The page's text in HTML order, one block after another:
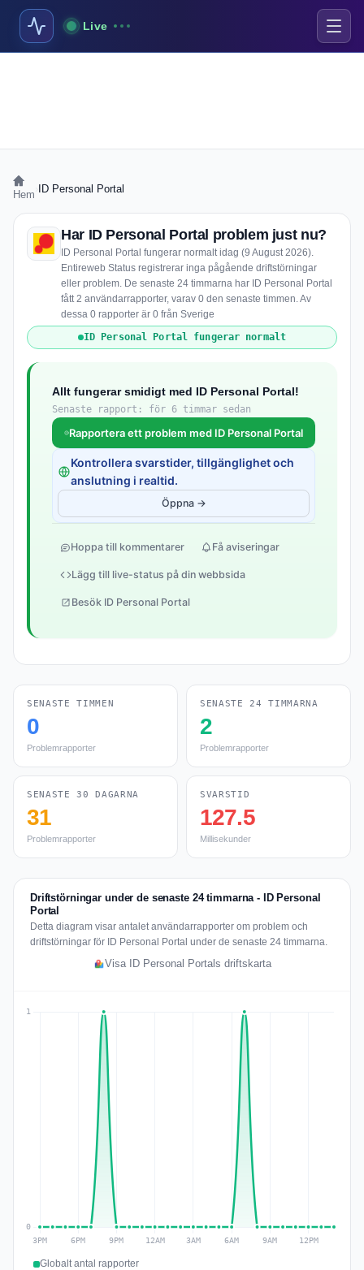
Live
Hem ID Personal Portal
Har ID Personal Portal problem just nu?
ID Personal Portal fungerar normalt idag (9 August 2026).
Entireweb Status registrerar inga pågående driftstörningar
eller problem. De senaste 24 timmarna har ID Personal Portal
fått 2 användarrapporter, varav 0 den senaste timmen. Av
dessa 0 rapporter är 0 från Sverige
ID Personal Portal fungerar normalt
Allt fungerar smidigt med ID Personal Portal!
Senaste rapport: för 6 timmar sedan
Rapportera ett problem med ID Personal Portal
Kontrollera svarstider, tillgänglighet och
anslutning i realtid.
Öppna →
Hoppa till kommentarer Få aviseringar
Lägg till live-status på din webbsida
Besök ID Personal Portal
SENASTE TIMMEN
0
Problemrapporter
SENASTE 24 TIMMARNA
2
Problemrapporter
SENASTE 30 DAGARNA
31
Problemrapporter
SVARSTID
127.5
Millisekunder
Driftstörningar under de senaste 24 timmarna - ID Personal
Portal
Detta diagram visar antalet användarrapporter om problem och
driftstörningar för ID Personal Portal under de senaste 24 timmarna.
Visa ID Personal Portals driftskarta
Globalt antal rapporter